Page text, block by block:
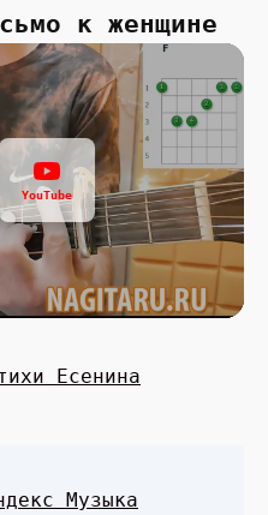
к женщине
YouTube
Есенина
Музыка